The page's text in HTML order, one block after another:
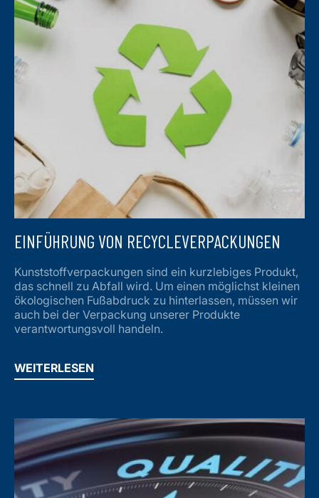
EINFÜHRUNG VON RECYCLEVERPACKUNGEN
Kunststoffverpackungen sind ein kurzlebiges Produkt,
das schnell zu Abfall wird. Um einen möglichst kleinen
ökologischen Fußabdruck zu hinterlassen, müssen wir
auch bei der Verpackung unserer Produkte
verantwortungsvoll handeln.
WEITERLESEN